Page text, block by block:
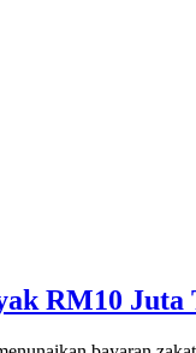
RM10 Juta